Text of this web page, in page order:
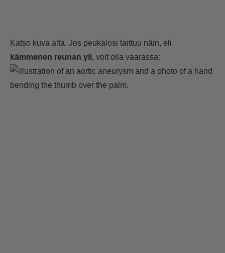
Katso kuva alta. Jos peukalosi taittuu näin, eli
kämmenen reunan yli, voit olla vaarassa: